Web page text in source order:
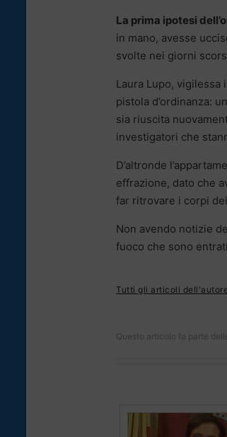
La prima ipotesi
in mano, avesse
svolte nei giorni
Laura Lupo, vigilessa
pistola d’ordinanza:
sia riuscita
investigatori che
D’altronde
effrazione, dato che
far ritrovare i corpi
Non avendo notizie
fuoco che sono
Tutti gli articoli dell'autore
Questo articolo fa parte